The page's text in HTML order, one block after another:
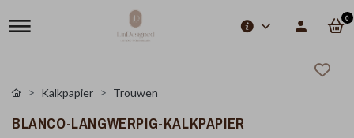
0
Kalkpapier Trouwen
BLANCO-LANGWERPIG-KALKPAPIER